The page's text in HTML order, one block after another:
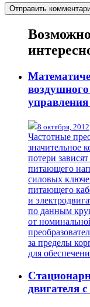
8 октября, 2012
Частотные
значительное
потери
питающего
силовых
питающего
и
по данным
от
за пределы
для
двигателя